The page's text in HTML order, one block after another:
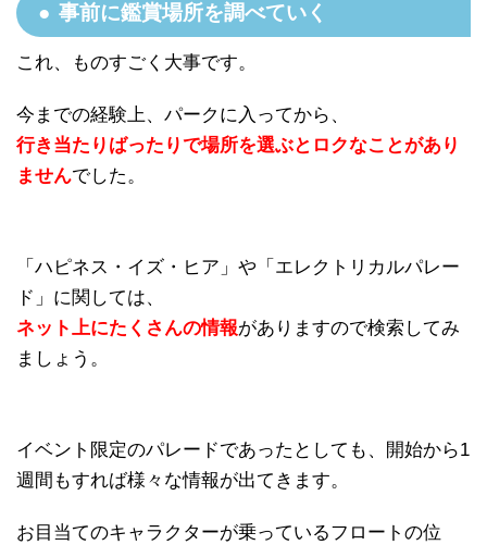
事前に鑑賞場所を調べていく
これ、ものすごく大事です。
今までの経験上、パークに入ってから、
行き当たりばったりで場所を選ぶとロクなことがあり
ませんでした。
「ハピネス・イズ・ヒア」や「エレクトリカルパレー
ド」に関しては、
ネット上にたくさんの情報がありますので検索してみ
ましょう。
イベント限定のパレードであったとしても、開始から1
週間もすれば様々な情報が出てきます。
お目当てのキャラクターが乗っているフロートの位